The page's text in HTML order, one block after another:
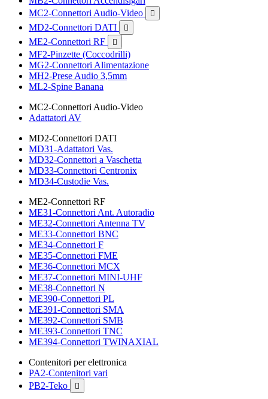
MC2-Connettori Audio-Video

MD2-Connettori DATI 
ME2-Connettori RF 
MF2-Pinzette (Coccodrilli)
MG2-Connettori Alimentazione
MH2-Prese Audio 3,5mm
ML2-Spine Banana
MC2-Connettori Audio-Video
Adattatori AV
MD2-Connettori DATI
MD31-Adattatori Vas.
MD32-Connettori a Vaschetta
MD33-Connettori Centronix
MD34-Custodie Vas.
ME2-Connettori RF
ME31-Connettori Ant. Autoradio
ME32-Connettori Antenna TV
ME33-Connettori BNC
ME34-Connettori F
ME35-Connettori FME
ME36-Connettori MCX
ME37-Connettori MINI-UHF
ME38-Connettori N
ME390-Connettori PL
ME391-Connettori SMA
ME392-Connettori SMB
ME393-Connettori TNC
ME394-Connettori TWINAXIAL
Contenitori per elettronica
PA2-Contenitori vari
PB2-Teko
